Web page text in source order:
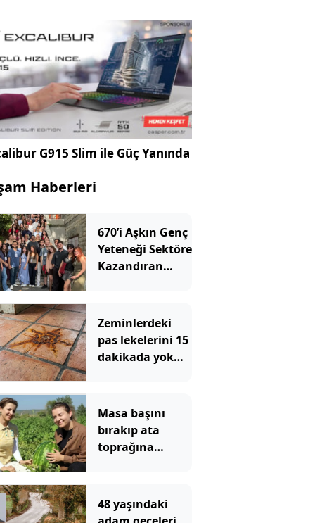
G915 Slim ile Güç Yanında
Haberleri
670’i Aşkın Genç
Yeteneği Sektöre
Kazandıran
Tamamladı
Zeminlerdeki
pas lekelerini 15
dakikada yok
malzeme yeterli
Masa başını
bırakıp ata
toprağına
kardeş şimdi
herkese ilham
48 yaşındaki